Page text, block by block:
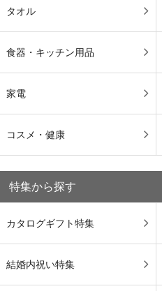
タオル
食器・キッチン用品
家電
コスメ・健康
特集から探す
カタログギフト特集
結婚内祝い特集